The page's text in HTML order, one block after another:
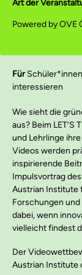
Art der
Powered by
Für
interessieren
Wie sieht die
aus? Beim
und Lehrlinge
Videos werden
inspirierende
Impulsvortrag
Austrian Institute
Forschungen
dabei, wenn
vielleicht findest
Der
Austrian Institute